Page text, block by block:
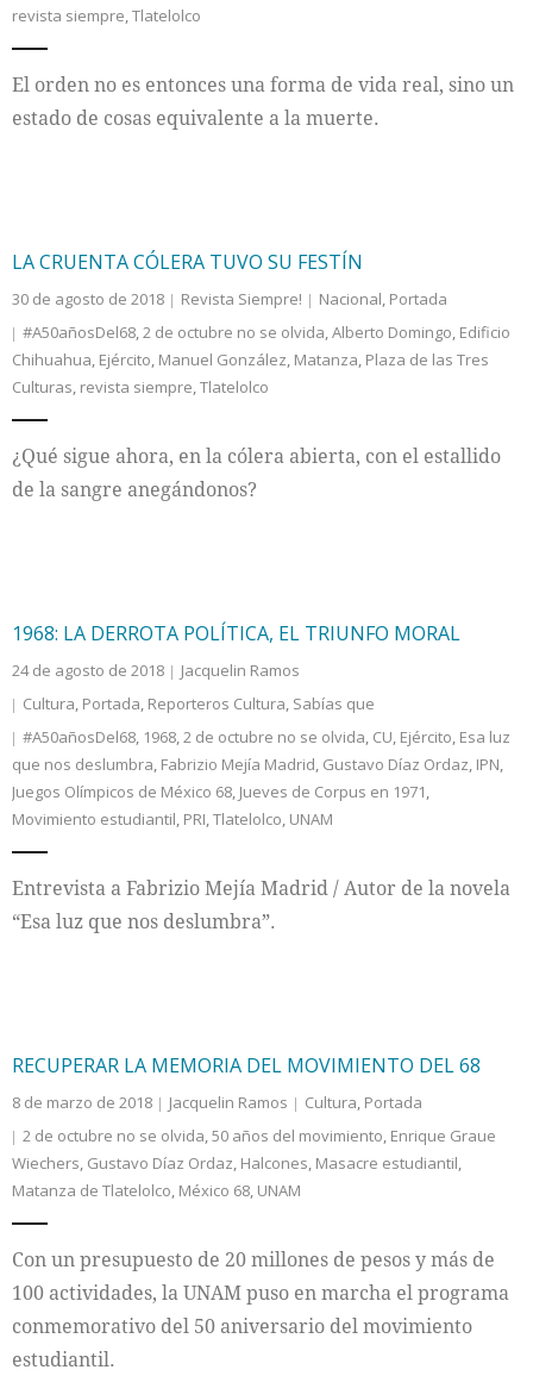
revista siempre,Tlatelolco
El orden no es entonces una forma de vida real, sino un
estado de cosas equivalente a la muerte.
LA CRUENTA CÓLERA TUVO SU FESTÍN
30 de agosto de 2018 Revista Siempre! Nacional, Portada
#A50añosDel68,2 de octubre no se olvida,Alberto Domingo, Edificio
Chihuahua, Ejército, Manuel González, Matanza, Plaza de las Tres
Culturas, revista siempre,Tlatelolco
¿Qué sigue ahora, en la cólera abierta, con el estallido
de la sangre anegándonos?
1968: LA DERROTA POLÍTICA, EL TRIUNFO MORAL
24 de agosto de 2018
Jacquelin Ramos
Cultura, Portada, Reporteros Cultura, Sabías que
#A50añosDel68, 1968,2 de octubre no se olvida, CU, Ejército, Esa luz
que nos deslumbra, Fabrizio Mejía Madrid, Gustavo Díaz Ordaz, IPN,
Juegos Olímpicos de México 68, Jueves de Corpus en 1971,
Movimiento estudiantil, PRI,Tlatelolco, UNAM
Entrevista a Fabrizio Mejía Madrid / Autor de la novela
“Esa luz que nos deslumbra”.
RECUPERAR LA MEMORIA DEL MOVIMIENTO DEL 68
8 de marzo de 2018 Jacquelin Ramos Cultura, Portada
2 de octubre no se olvida,50 años del movimiento, Enrique Graue
Wiechers, Gustavo Díaz Ordaz, Halcones, Masacre estudiantil,
Matanza de Tlatelolco, México 68, UNAM
Con un presupuesto de 20 millones de pesos y más de
100 actividades, la UNAM puso en marcha el programa
conmemorativo del 50 aniversario del movimiento
estudiantil.